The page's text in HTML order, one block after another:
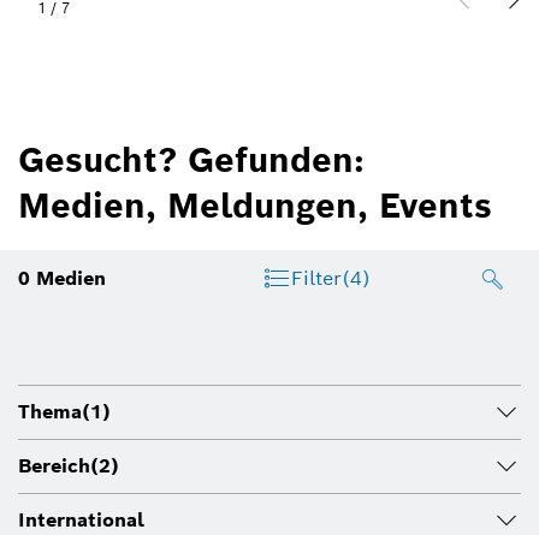
1 / 7
Gesucht? Gefunden:
Medien, Meldungen, Events
0 Medien Filter(4)
Thema(1)
Bereich(2)
International